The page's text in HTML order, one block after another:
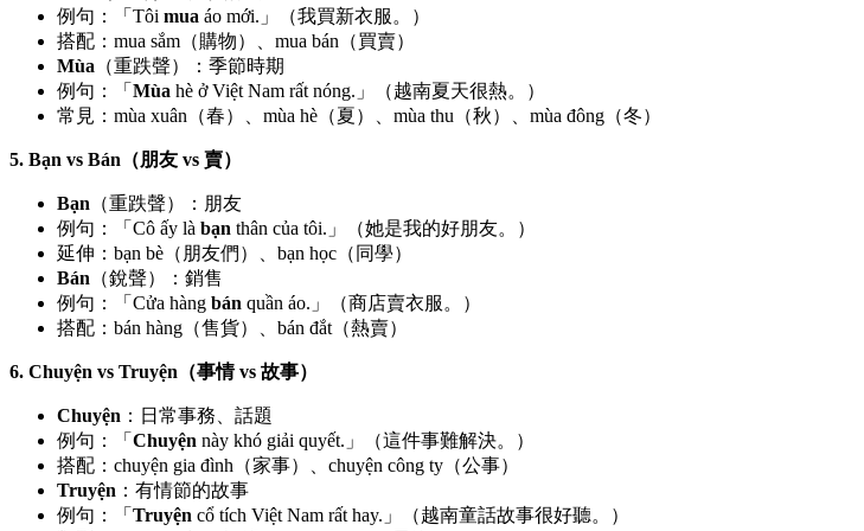
例句：「Tôi mua áo mới.」（我買新衣服。）
搭配：mua sắm（購物）、mua bán（買賣）
Mùa （重跌聲）：季節時期
例句：「 Mùa hè ở Việt Nam rất nóng.」（越南夏天很熱。）
常見：mùa xuân（春）、mùa hè（夏）、mùa thu（秋）、mùa đông（冬）
5. Bạn vs Bán（朋友 vs 賣）
Bạn （重跌聲）：朋友
例句：「Cô ấy là bạn thân của tôi.」（她是我的好朋友。）
延伸：bạn bè（朋友們）、bạn học（同學）
Bán （銳聲）：銷售
例句：「Cửa hàng bán quần áo.」（商店賣衣服。）
搭配：bán hàng（售貨）、bán đắt（熱賣）
6. Chuyện vs Truyện（事情 vs 故事）
Chuyện ：日常事務、話題
例句：「 Chuyện này khó giải quyết.」（這件事難解決。）
搭配：chuyện gia đình（家事）、chuyện công ty（公事）
Truyện ：有情節的故事
例句：「 Truyện cổ tích Việt Nam rất hay.」（越南童話故事很好聽。）